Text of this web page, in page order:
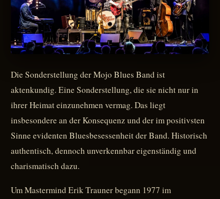
Die Sonderstellung der Mojo Blues Band ist
aktenkundig. Eine Sonderstellung, die sie nicht nur in
ihrer Heimat einzunehmen vermag. Das liegt
insbesondere an der Konsequenz und der im positivsten
Sinne evidenten Bluesbesessenheit der Band. Historisch
authentisch, dennoch unverkennbar eigenständig und
charismatisch dazu.
Um Mastermind Erik Trauner begann 1977 im